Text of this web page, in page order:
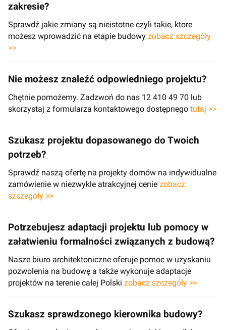
zakresie?
Sprawdź jakie zmiany są nieistotne czyli takie, ktore
możesz wprowadzić na etapie budowy zobacz szczegóły
>>
Nie możesz znaleźć odpowiedniego projektu?
Chętnie pomożemy. Zadzwoń do nas 12 410 49 70 lub
skorzystaj z formularza kontaktowego dostępnego tutaj >>
Szukasz projektu dopasowanego do Twoich
potrzeb?
Sprawdź naszą ofertę na projekty domów na indywidualne
zamówienie w niezwykle atrakcyjnej cenie zobacz
szczegóły >>
Potrzebujesz adaptacji projektu lub pomocy w
załatwieniu formalności związanych z budową?
Nasze biuro architektoniczne oferuje pomoc w uzyskaniu
pozwolenia na budowę a także wykonuje adaptacje
projektów na terenie całej Polski zobacz szczegóły >>
Szukasz sprawdzonego kierownika budowy?